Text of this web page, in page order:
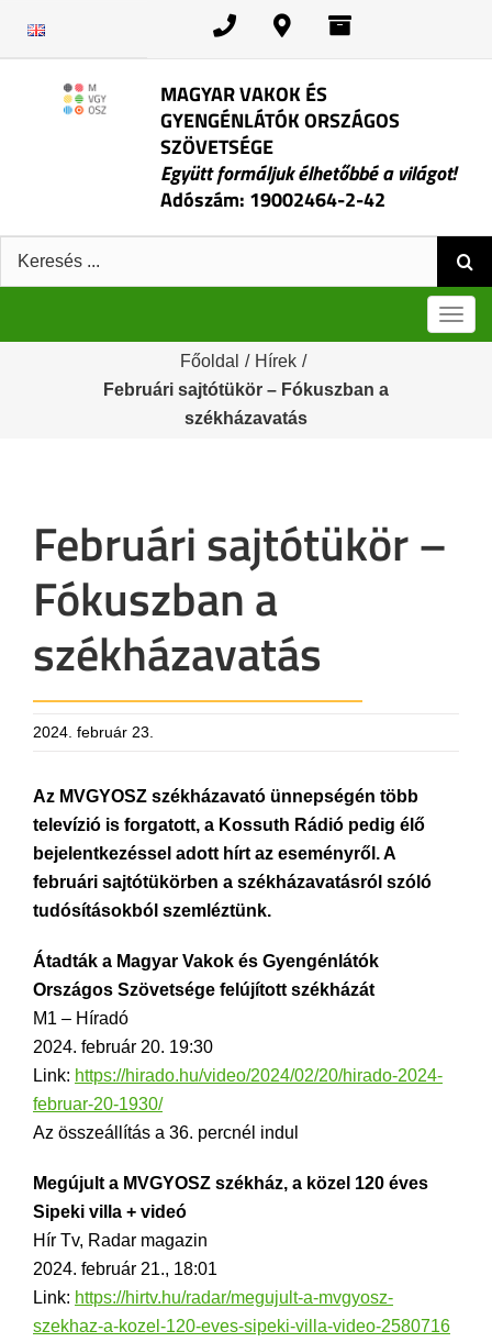
MAGYAR VAKOK ÉS
GYENGÉNLÁTÓK ORSZÁGOS
SZÖVETSÉGE
Együtt formáljuk élhetőbbé a világot!
Adószám: 19002464-2-42
Keresés:
Főoldal / Hírek /
Februári sajtótükör – Fókuszban a
székházavatás
Februári sajtótükör –
Fókuszban a
székházavatás
2024. február 23.
Az MVGYOSZ székházavató ünnepségén több
televízió is forgatott, a Kossuth Rádió pedig élő
bejelentkezéssel adott hírt az eseményről. A
februári sajtótükörben a székházavatásról szóló
tudósításokból szemléztünk.
Átadták a Magyar Vakok és Gyengénlátók
Országos Szövetsége felújított székházát
M1 – Híradó
2024. február 20. 19:30
Link: https://hirado.hu/video/2024/02/20/hirado-2024-
februar-20-1930/
Az összeállítás a 36. percnél indul
Megújult a MVGYOSZ székház, a közel 120 éves
Sipeki villa + videó
Hír Tv, Radar magazin
2024. február 21., 18:01
Link: https://hirtv.hu/radar/megujult-a-mvgyosz-
szekhaz-a-kozel-120-eves-sipeki-villa-video-2580716